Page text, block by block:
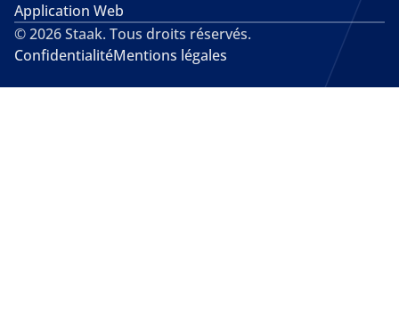
Application Web
© 2026 Staak. Tous droits réservés.
ConfidentialitéMentions légales